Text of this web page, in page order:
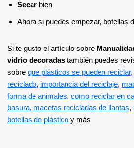
Secar bien
Ahora si puedes empezar, botellas
Si te gusto el artículo sobre
vidrio decoradas también puedes
sobre que plásticos se pueden reciclar,
reciclado, importancia del reciclaje,
forma de animales, como reciclar en
basura, macetas recicladas de llantas,
botellas de plástico y más